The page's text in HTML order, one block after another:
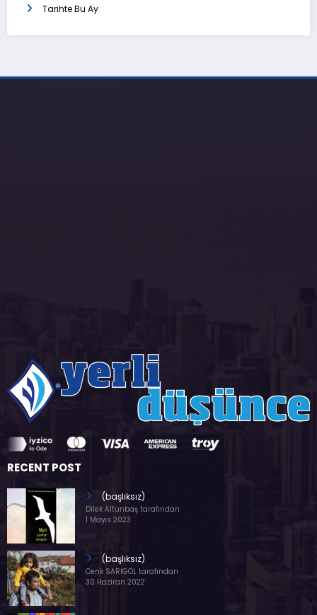
Tarihte Bu Ay
RECENT POST
(başlıksız)
Dilek Altunbaş tarafından
1 Mayıs 2023
(başlıksız)
Cenk SARIGÖL tarafından
30 Haziran 2022